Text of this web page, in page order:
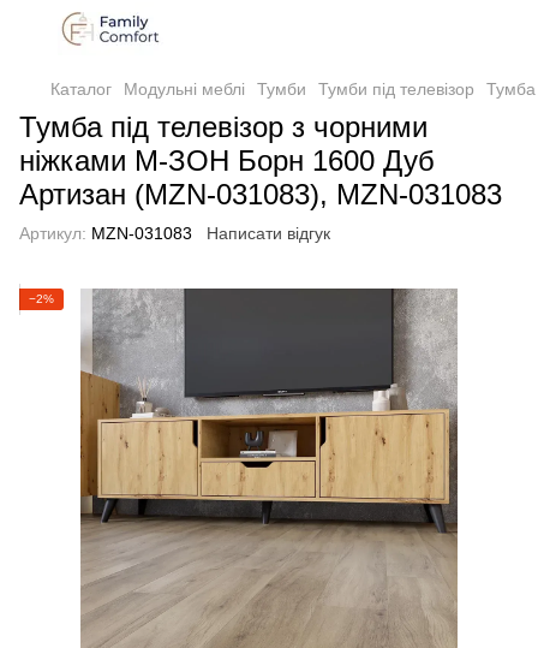
Каталог Модульні меблі Тумби Тумби під телевізор Тумба
Тумба під телевізор з чорними
ніжками М-ЗОН Борн 1600 Дуб
Артизан (MZN-031083), MZN-031083
Артикул: MZN-031083 Написати відгук
−2%